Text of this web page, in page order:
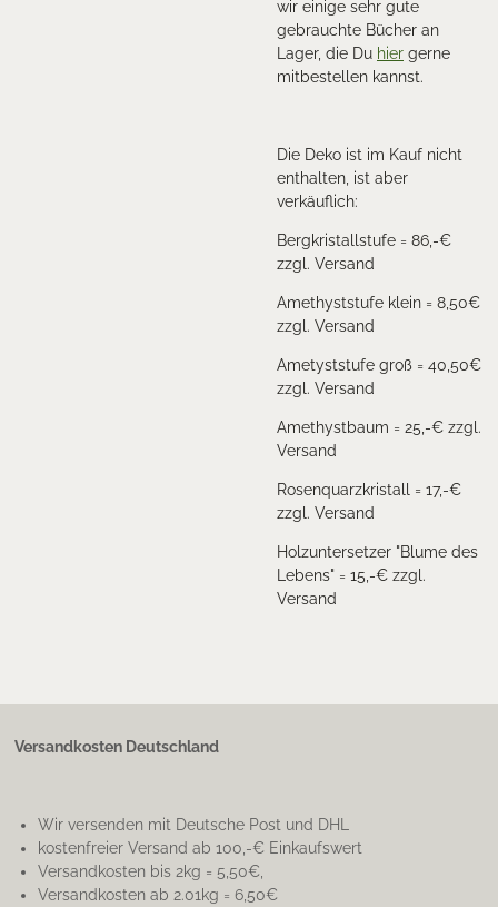
wir einige sehr gute
gebrauchte Bücher an
Lager, die Du hier gerne
mitbestellen kannst.
Die Deko ist im Kauf nicht
enthalten, ist aber
verkäuflich:
Bergkristallstufe = 86,-€
zzgl. Versand
Amethyststufe klein = 8,50€
zzgl. Versand
Ametyststufe groß = 40,50€
zzgl. Versand
Amethystbaum = 25,-€ zzgl.
Versand
Rosenquarzkristall = 17,-€
zzgl. Versand
Holzuntersetzer "Blume des
Lebens" = 15,-€ zzgl.
Versand
Versandkosten Deutschland
Wir versenden mit Deutsche Post und DHL
kostenfreier Versand ab 100,-€ Einkaufswert
Versandkosten bis 2kg = 5,50€,
Versandkosten ab 2.01kg = 6,50€